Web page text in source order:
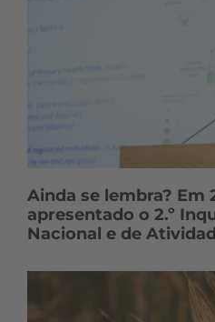
Ainda se lembra? Em
apresentado o 2.º
Nacional e de